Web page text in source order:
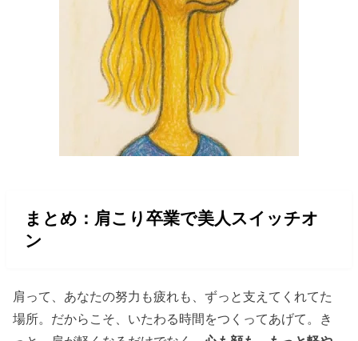
まとめ：肩こり卒業で美人スイッチオ
ン
肩って、あなたの努力も疲れも、ずっと支えてくれてた
場所。だからこそ、いたわる時間をつくってあげて。き